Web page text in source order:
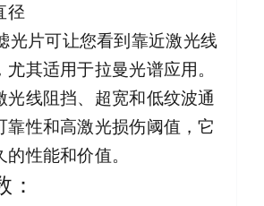
径
光片可让您看到靠近激光线
尤其适用于拉曼光谱应用。
光线阻挡、超宽和低纹波通
靠性和高激光损伤阈值，它
性能和价值。